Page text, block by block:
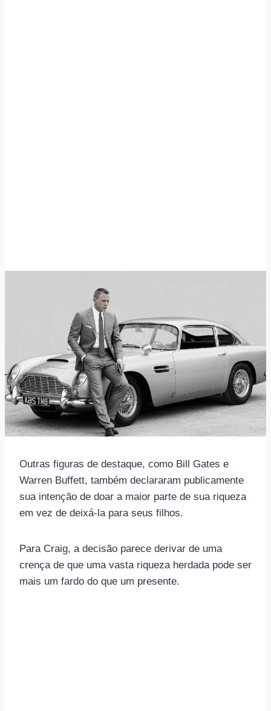
Outras figuras de destaque, como Bill Gates e
Warren Buffett, também declararam publicamente
sua intenção de doar a maior parte de sua riqueza
em vez de deixá-la para seus filhos.
Para Craig, a decisão parece derivar de uma
crença de que uma vasta riqueza herdada pode ser
mais um fardo do que um presente.